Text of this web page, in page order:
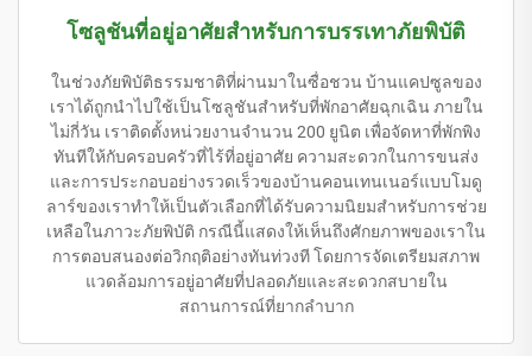
โซลูชันที่อยู่อาศัยสำหรับการบรรเทาภัยพิบัติ
ในช่วงภัยพิบัติธรรมชาติที่ผ่านมาในซื่อชวน บ้านแคปซูลของ
เราได้ถูกนำไปใช้เป็นโซลูชันสำหรับที่พักอาศัยฉุกเฉิน ภายใน
ไม่กี่วัน เราติดตั้งหน่วยงานจำนวน 200 ยูนิต เพื่อจัดหาที่พักพิง
ทันทีให้กับครอบครัวที่ไร้ที่อยู่อาศัย ความสะดวกในการขนส่ง
และการประกอบอย่างรวดเร็วของบ้านคอนเทนเนอร์แบบโมดู
ลาร์ของเราทำให้เป็นตัวเลือกที่ได้รับความนิยมสำหรับการช่วย
เหลือในภาวะภัยพิบัติ กรณีนี้แสดงให้เห็นถึงศักยภาพของเราใน
การตอบสนองต่อวิกฤติอย่างทันท่วงที โดยการจัดเตรียมสภาพ
แวดล้อมการอยู่อาศัยที่ปลอดภัยและสะดวกสบายใน
สถานการณ์ที่ยากลำบาก